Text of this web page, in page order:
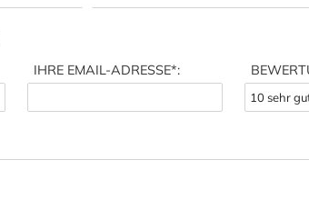
IHRE EMAIL-ADRESSE*: